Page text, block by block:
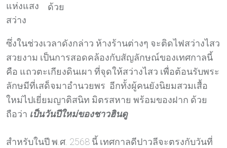
แห่งแสง
สว่าง
ด้วย
ซึ่งในช่วงเวลาดังกล่าว ห้างร้านต่างๆ จะติดไฟสว่างไสว
สวยงาม เป็นการสอดคล้องกับสัญลักษณ์ของเทศกาลนี้
คือ แถวตะเกียงดินเผา ที่จุดให้สว่างไสว เพื่อต้อนรับพระ
ลักษมีที่เสด็จมาอำนวยพร อีกทั้งผู้คนยังนิยมสวมเสื้อ
ใหม่ไปเยี่ยมญาติสนิท มิตรสหาย พร้อมของฝาก ด้วย
ถือว่า เป็นวันปีใหม่ของชาวฮินดู
สำหรับในปี พ.ศ. 2568 นี้ เทศกาลดีปาวลีจะตรงกับวันที่